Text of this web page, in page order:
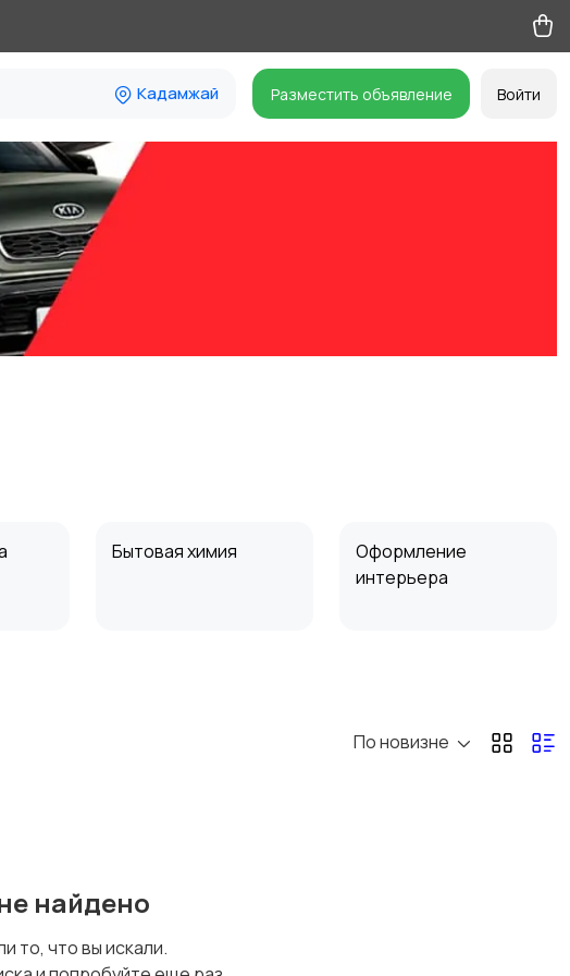
Кадамжай Разместить объявление Войти
Бытовая химия
Оформление
интерьера
По новизне
найдено
то, что вы искали.